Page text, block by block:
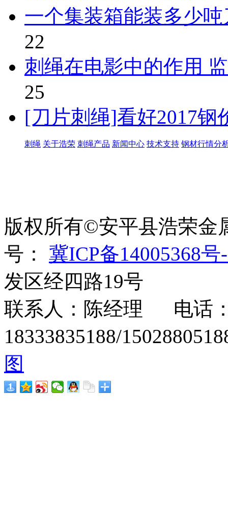
一个集装箱能装多少
22
刺绳在电影中的作用
25
[刀片刺绳]看好2017钢
刺绳 关于浩荣 刺绳产品 新闻中心 技术支持 钢材行情分
版权所有©安平县浩荣
号： 冀ICP备14005368号
发区经四路19号
联系人：陈经理 电话
18333835188/
图